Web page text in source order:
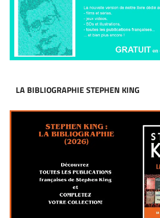
LA BIBLIOGRAPHIE STEPHEN KING